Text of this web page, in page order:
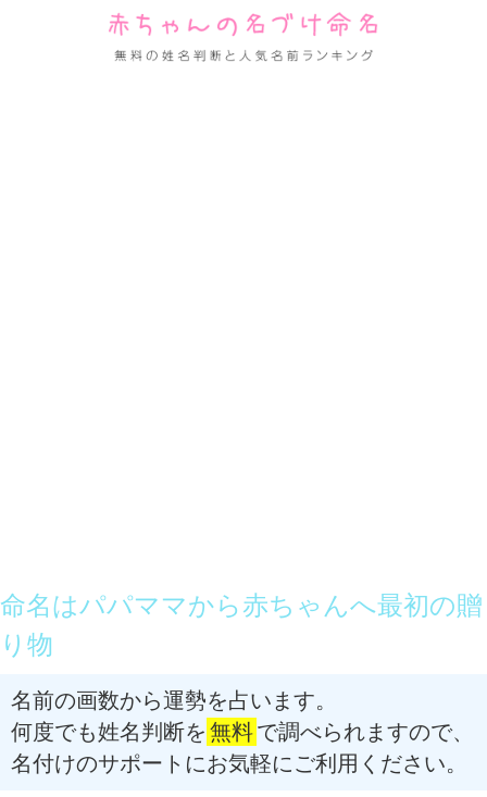
命名はパパママから赤ちゃんへ最初の贈
り物
名前の画数から運勢を占います。
何度でも姓名判断を 無料で調べられますので、
名付けのサポートにお気軽にご利用ください。